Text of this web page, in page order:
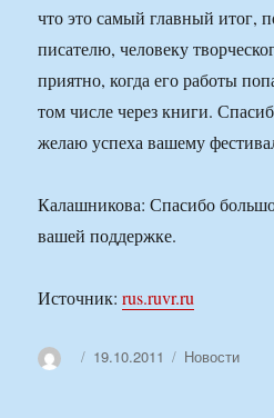
что это самый главный итог,
писателю, человеку
приятно, когда его работы
том числе через книги.
желаю успеха вашему
Калашникова: Спасибо
вашей поддержке.
Источник:rus.ruvr.ru
АвторОпубликовано
19.10.2011 Рубрики
Новости